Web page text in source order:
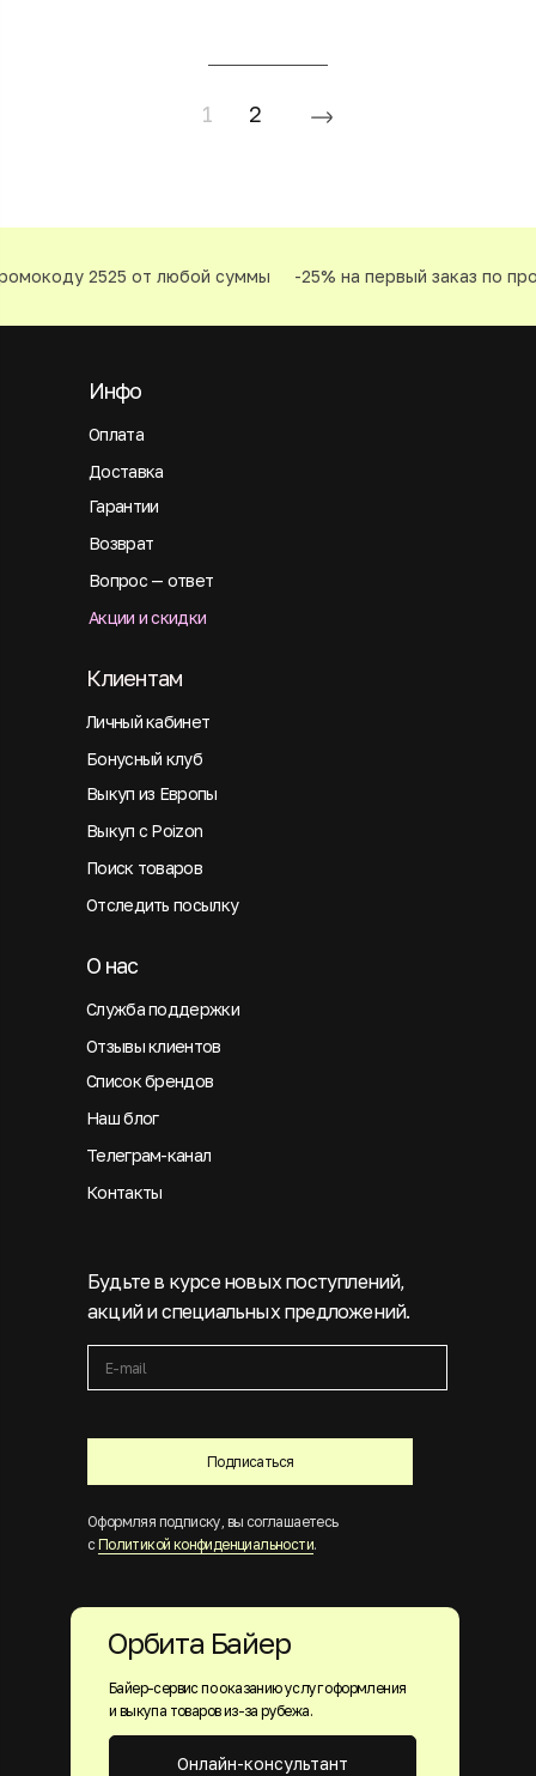
1 2
2525 от любой суммы -25% на первый заказ по
Оплата
Инфо
Подписаться
Будьте в курсе новых поступлений,
акций и специальных предложений.
Оформляя подписку, вы соглашаетесь
с Политикой конфиденциальности.
Доставка
Гарантии
Возврат
Вопрос — ответ
Акции и скидки
Личный кабинет
Клиентам
Бонусный клуб
Выкуп из Европы
Выкуп с Poizon
Поиск товаров
Отследить посылку
Служба поддержки
О нас
Отзывы клиентов
Список брендов
Наш блог
Телеграм-канал
Контакты
Байер-сервис по оказанию услуг оформления
и выкупа товаров из-за рубежа.
Онлайн-консультант
Орбита Байер